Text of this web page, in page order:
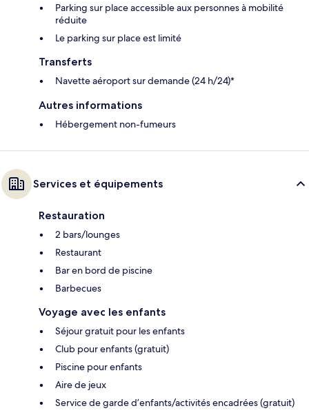
Parking sur place accessible aux personnes à mobilité
réduite
Le parking sur place est limité
Transferts
Navette aéroport sur demande (24 h/24)*
Autres informations
Hébergement non-fumeurs
Services et équipements
Restauration
2 bars/lounges
Restaurant
Bar en bord de piscine
Barbecues
Voyage avec les enfants
Séjour gratuit pour les enfants
Club pour enfants (gratuit)
Piscine pour enfants
Aire de jeux
Service de garde d’enfants/activités encadrées (gratuit)